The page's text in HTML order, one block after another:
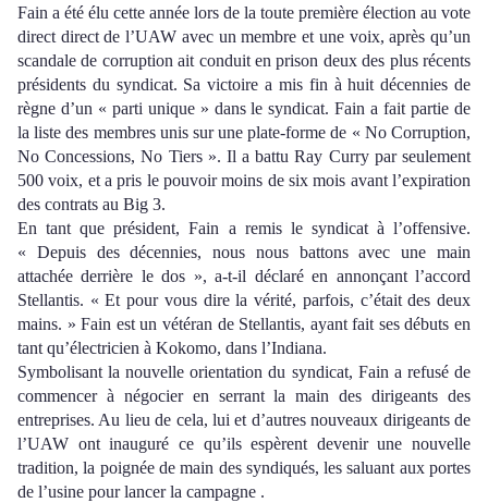
Fain a été élu cette année lors de la toute première élection au vote
direct directde l’UAW avec un membre et une voix, après qu’un
scandale de corruption ait conduiten prison deux des plus récents
présidents du syndicat. Sa victoire a mis fin à huit décennies de
règne d’un « parti unique » dans le syndicat. Fain a fait partie de
la liste des membres unis sur une plate-forme de « No Corruption,
No Concessions, No Tiers ». Il a battu Ray Curry par seulement
500 voix, et a pris le pouvoir moins de six mois avant l’expiration
des contrats au Big 3.
En tant que président, Fain a remis le syndicat à l’offensive.
« Depuis des décennies, nous nous battons avec une main
attachée derrière le dos », a-t-il déclaré en annonçant l’accord
Stellantis. « Et pour vous dire la vérité, parfois, c’étaitdesdeux
mains. » Fain est un vétéran de Stellantis, ayant fait sesdébutsen
tant qu’électricien à Kokomo, dans l’Indiana.
Symbolisant la nouvelle orientation du syndicat, Fain a refusé de
commencer à négocier en serrant la main desdirigeants des
entreprises. Au lieu de cela, lui et d’autres nouveaux dirigeants de
l’UAW ont inauguré ce qu’ils espèrent devenir une nouvelle
tradition, la poignée de main des syndiqués,lessaluant aux portes
de l’usine pour lancerla campagne .